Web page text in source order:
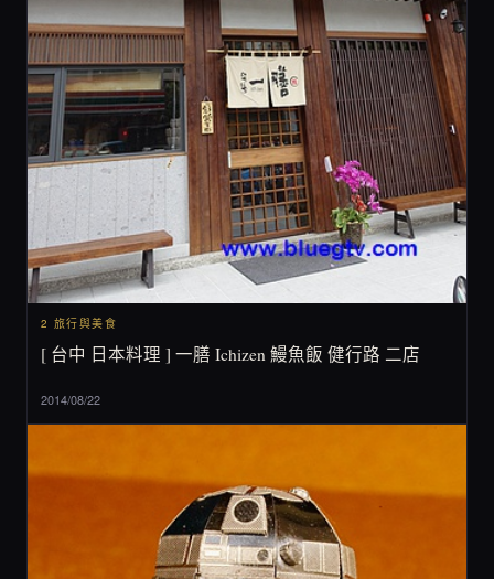
2 旅行與美食
[ 台中 日本料理 ] 一膳 Ichizen 鰻魚飯 健行路 二店
2014/08/22